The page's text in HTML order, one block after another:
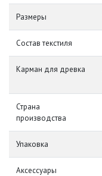
Размеры
Состав текстиля
Карман для древка
Страна
производства
Упаковка
Аксессуары